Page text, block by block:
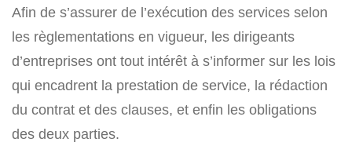
Afin de s’assurer de l’exécution des services selon
les règlementations en vigueur, les dirigeants
d’entreprises ont tout intérêt à s’informer sur les lois
qui encadrent la prestation de service, la rédaction
du contrat et des clauses, et enfin les obligations
des deux parties.